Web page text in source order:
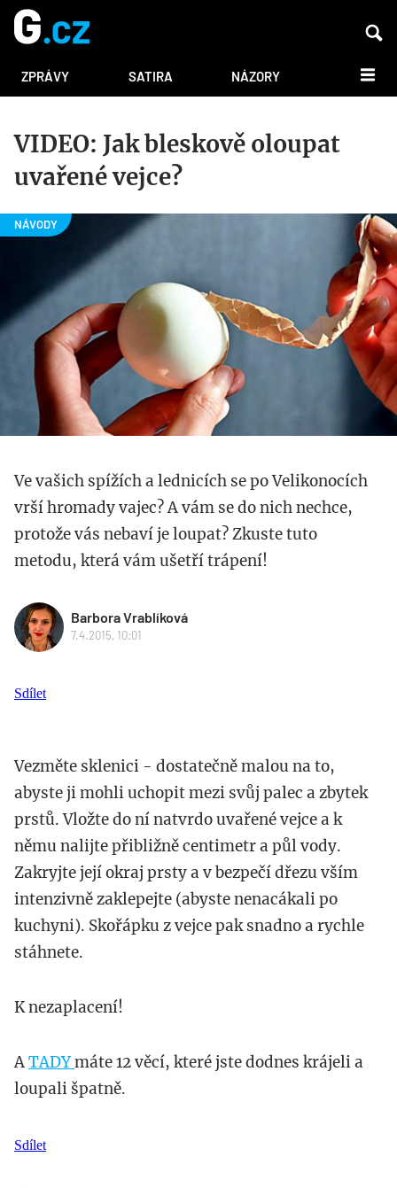
ZPRÁVY SATIRA NÁZORY DALŠÍ
VIDEO: Jak bleskově oloupat
uvařené vejce?
Ve vašich spížích a lednicích se po Velikonocích
vrší hromady vajec? A vám se do nich nechce,
protože vás nebaví je loupat? Zkuste tuto
metodu, která vám ušetří trápení!
Barbora Vrablíková
7.4.2015, 10:01
Sdílet
Vezměte sklenici - dostatečně malou na to,
abyste ji mohli uchopit mezi svůj palec a zbytek
prstů. Vložte do ní natvrdo uvařené vejce a k
němu nalijte přibližně centimetr a půl vody.
Zakryjte její okraj prsty a v bezpečí dřezu vším
intenzivně zaklepejte (abyste nenacákali po
kuchyni). Skořápku z vejce pak snadno a rychle
stáhnete.
K nezaplacení!
ATADYmáte 12 věcí, které jste dodnes krájeli a
loupali špatně.
Sdílet